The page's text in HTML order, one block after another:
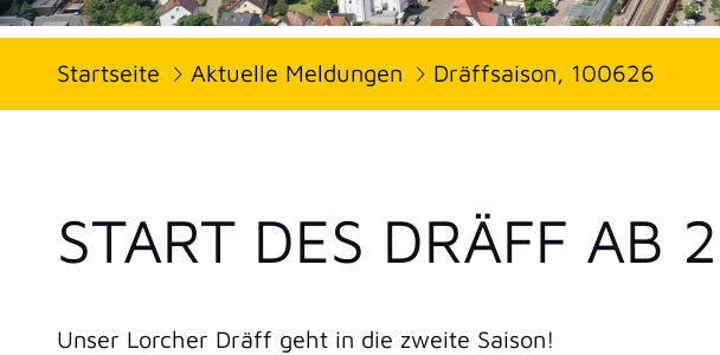
Startseite Aktuelle Meldungen Dräffsaison, 100626
START DES DRÄFF AB
Unser Lorcher Dräff geht in die zweite Saison!